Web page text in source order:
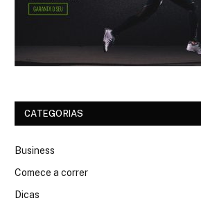
CATEGORIAS
Business
Comece a correr
Dicas